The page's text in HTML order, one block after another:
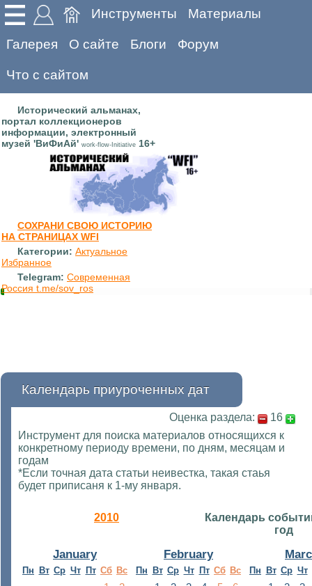
Инструменты Материалы
Галерея О сайте Блоги Форум
Что с сайтом
Исторический альманах,
портал коллекционеров
информации, электронный
музей 'ВиФиАй' work-flow-Initiative 16+
СОХРАНИ СВОЮ ИСТОРИЮ
НА СТРАНИЦАХ WFI
Категории: Актуальное
Избранное
Telegram: Современная
Россия t.me/sov_ros
Календарь приуроченных дат
Оценка раздела:
16
Инструмент для поиска материалов относящихся к
конкретному периоду времени, по дням, месяцам и
годам
*Если точная дата статьи неивестка, такая стаья
будет приписаня к 1-му января.
2010
Календарь
год
January
Пн Вт Ср Чт Пт Сб Вс
February
Пн Вт Ср Чт Пт Сб Вс Пн Вт Ср Чт